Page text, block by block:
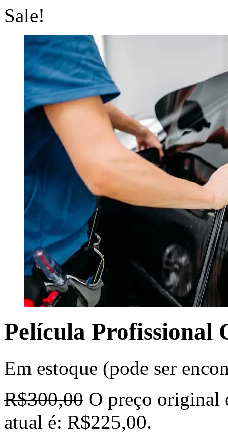
Sale!
Película Profissional
Em estoque (pode ser
R$300,00 O preço original
atual é: R$225,00.